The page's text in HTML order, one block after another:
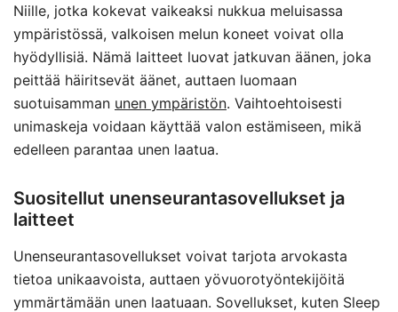
Niille, jotka kokevat vaikeaksi nukkua meluisassa
ympäristössä, valkoisen melun koneet voivat olla
hyödyllisiä. Nämä laitteet luovat jatkuvan äänen, joka
peittää häiritsevät äänet, auttaen luomaan
suotuisamman unen ympäristön. Vaihtoehtoisesti
unimaskeja voidaan käyttää valon estämiseen, mikä
edelleen parantaa unen laatua.
Suositellut unenseurantasovellukset ja
laitteet
Unenseurantasovellukset voivat tarjota arvokasta
tietoa unikaavoista, auttaen yövuorotyöntekijöitä
ymmärtämään unen laatuaan. Sovellukset, kuten Sleep